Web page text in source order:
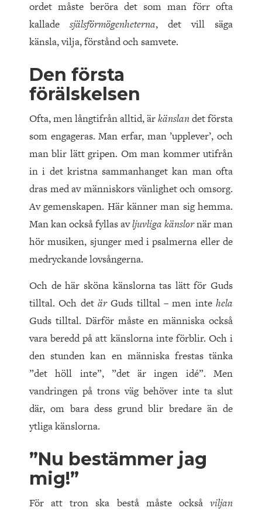
ordet måste beröra det som man förr ofta
kallade själsförmögenheterna, det vill säga
känsla, vilja, förstånd och samvete.
Den första
förälskelsen
Ofta, men långtifrån alltid, ärkänslandet första
som engageras. Man erfar, man ’upplever’, och
man blir lätt gripen. Om man kommer utifrån
in i det kristna sammanhanget kan man ofta
dras med av människors vänlighet och omsorg.
Av gemenskapen. Här känner man sig hemma.
Man kan också fyllas avljuvliga känslornär man
hör musiken, sjunger med i psalmerna eller de
medryckande lovsångerna.
Och de här sköna känslorna tas lätt för Guds
tilltal. Och detärGuds tilltal – men intehela
Guds tilltal. Därför måste en människa också
vara beredd på att känslorna inte förblir. Och i
den stunden kan en människa frestas tänka
”det höll inte”, ”det är ingen idé”. Men
vandringen på trons väg behöver inte ta slut
där, om bara dess grund blir bredare än de
ytliga känslorna.
”Nu bestämmer jag
mig!”
För att tron ska bestå måste också viljan